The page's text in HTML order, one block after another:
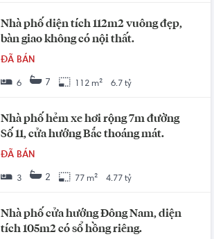
Nhà phố diện tích 112m2 vuông đẹp,
bàn giao không có nội thất.
ĐÃ BÁN
6 7 112 m² 6.7 tỷ
Nhà phố hẻm xe hơi rộng 7m đường
Số 11, cửa hướng Bắc thoáng mát.
ĐÃ BÁN
3 2 77 m² 4.77 tỷ
Nhà phố cửa hướng Đông Nam, diện
tích 105m2 có sổ hồng riêng.